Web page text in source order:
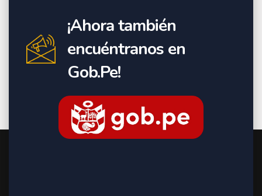
¡Ahora también
encuéntranos en
Gob.Pe!